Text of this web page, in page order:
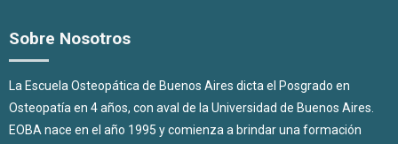
Sobre Nosotros
La Escuela Osteopática de Buenos Aires dicta el Posgrado en
Osteopatía en 4 años, con aval de la Universidad de Buenos Aires.
EOBA nace en el año 1995 y comienza a brindar una formación